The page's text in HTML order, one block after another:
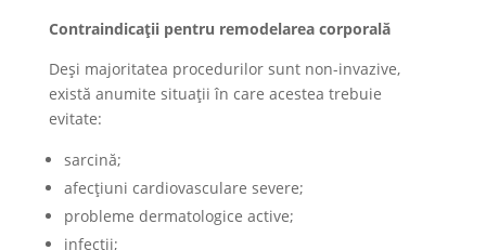
Contraindicații pentru remodelarea corporală
Deși majoritatea procedurilor sunt non-invazive,
există anumite situații în care acestea trebuie
evitate:
sarcină;
afecțiuni cardiovasculare severe;
probleme dermatologice active;
infecții;